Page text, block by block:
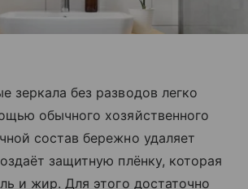
зеркала без разводов легко
обычного хозяйственного
состав бережно удаляет
защитную плёнку, которая
и жир. Для этого достаточно